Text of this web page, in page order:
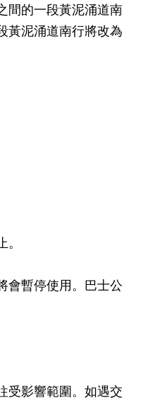
間的一段黃泥涌道南
黃泥涌道南行將改為
會暫停使用。巴士公
影響範圍。如遇交